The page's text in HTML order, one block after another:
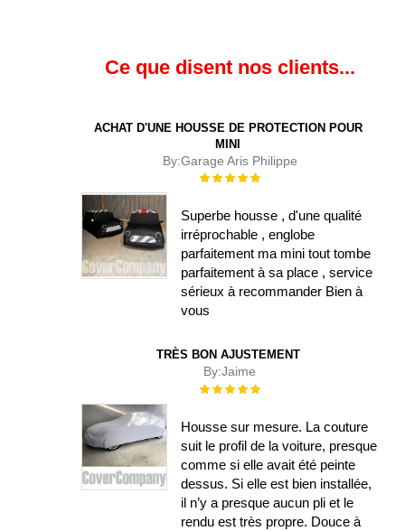
Ce que disent nos clients...
ACHAT D'UNE HOUSSE DE PROTECTION POUR
MINI
By:Garage Aris Philippe
Évaluation :
Superbe housse , d'une qualité
irréprochable , englobe
parfaitement ma mini tout tombe
parfaitement à sa place , service
sérieux à recommander Bien à
vous
TRÈS BON AJUSTEMENT
By:Jaime
Évaluation :
Housse sur mesure. La couture
suit le profil de la voiture, presque
comme si elle avait été peinte
dessus. Si elle est bien installée,
il n’y a presque aucun pli et le
rendu est très propre. Douce à